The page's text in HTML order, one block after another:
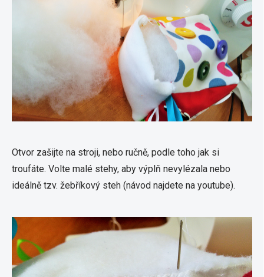
Otvor zašijte na stroji, nebo ručně, podle toho jak si
troufáte. Volte malé stehy, aby výplň nevylézala nebo
ideálně tzv. žebříkový steh (návod najdete na youtube).